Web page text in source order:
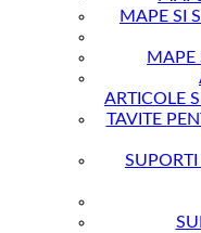
MAPE SI
MAPE
ARTICOLE
TAVITE
SUPORTI